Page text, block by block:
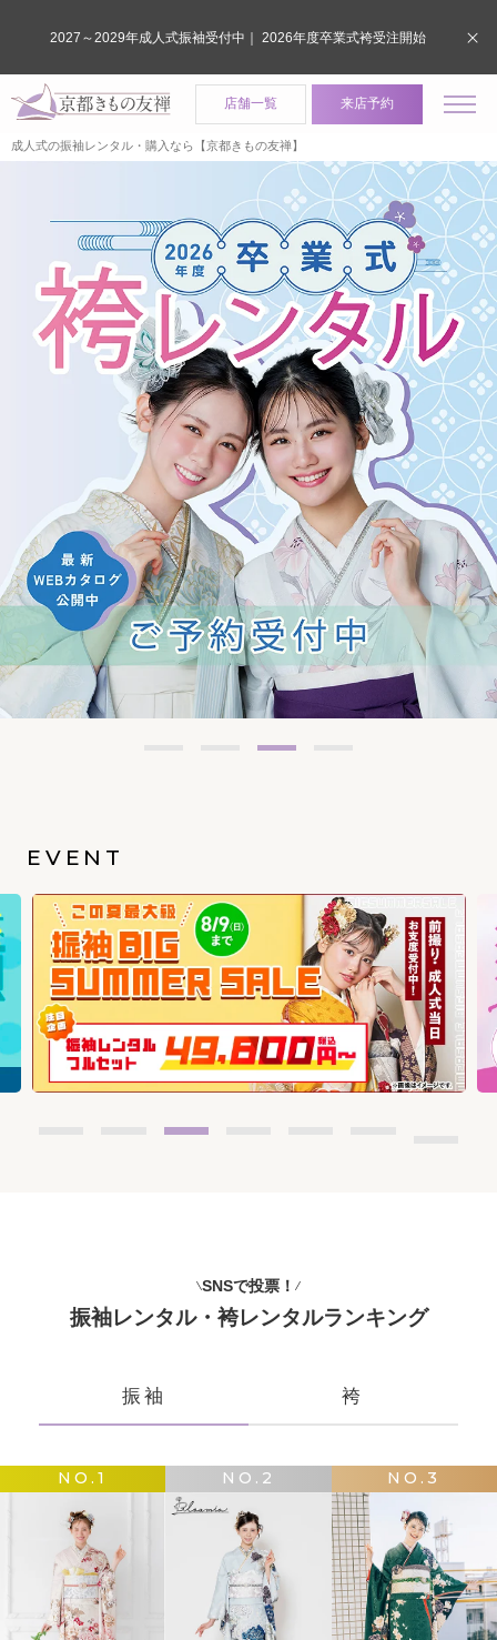
店舗一覧 来店予約
成人式の振袖レンタル・購入なら【京都きもの友禅】
EVENT
SNSで投票！
振袖レンタル・袴レンタルランキング
振袖 袴
NO.1 NO.2 NO.3
2027～2029年成人式振袖受付中｜ 2026年度卒業式袴受注開始